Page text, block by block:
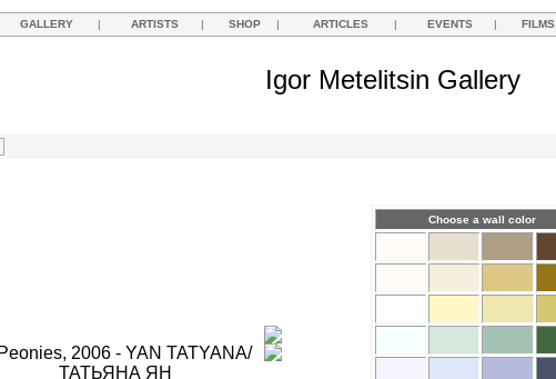
GALLERY | ARTISTS | SHOP | ARTICLES | EVENTS | FILMS
Igor Metelitsin Gallery
Choose a wall color